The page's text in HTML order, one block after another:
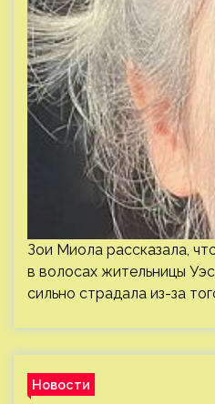
Зои Миола рассказала,
в волосах жительницы
сильно страдала из-за
Новости